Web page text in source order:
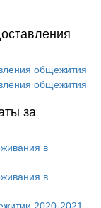
общежития
общежития
за
в
в